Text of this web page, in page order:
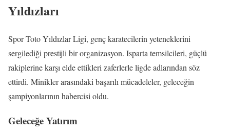
Yıldızları
Spor Toto Yıldızlar Ligi, genç karatecilerin yeteneklerini
sergilediği prestijli bir organizasyon. Isparta temsilcileri, güçlü
rakiplerine karşı elde ettikleri zaferlerle ligde adlarından söz
ettirdi. Minikler arasındaki başarılı mücadeleler, geleceğin
şampiyonlarının habercisi oldu.
Geleceğe Yatırım